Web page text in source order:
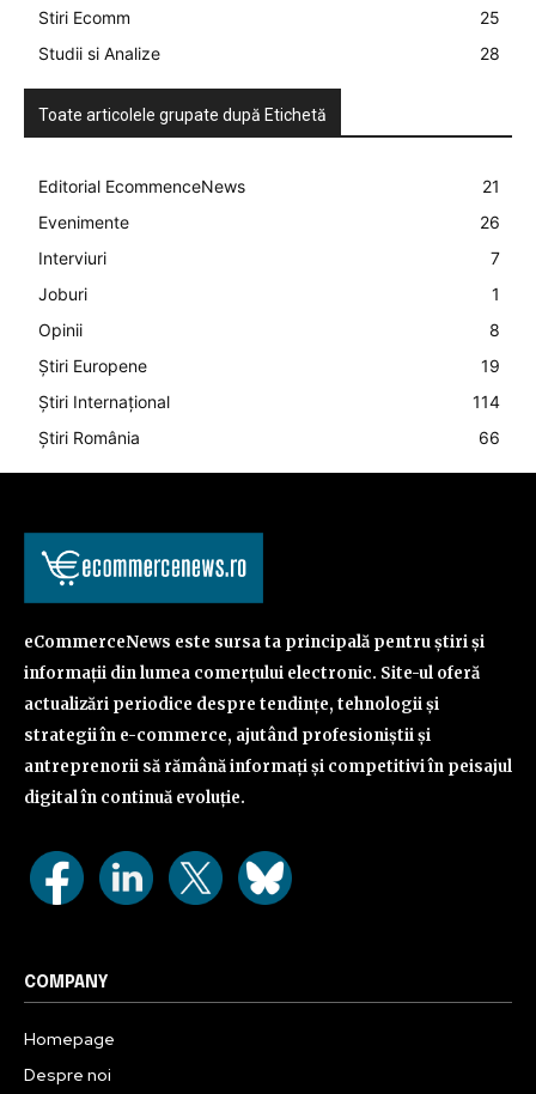
Stiri Ecomm
25
Studii si Analize
28
Toate articolele grupate după Etichetă
Editorial EcommenceNews
21
Evenimente
26
Interviuri
7
Joburi
1
Opinii
8
Știri Europene
19
Știri Internațional
114
Știri România
66
eCommerceNews este sursa ta principală pentru știri și
informații din lumea comerțului electronic. Site-ul oferă
actualizări periodice despre tendințe, tehnologii și
strategii în e-commerce, ajutând profesioniștii și
antreprenorii să rămână informați și competitivi în peisajul
digital în continuă evoluție.
COMPANY
Homepage
Despre noi